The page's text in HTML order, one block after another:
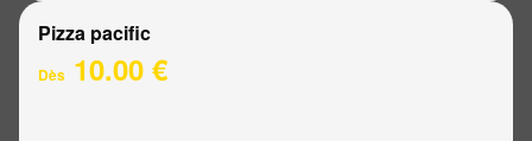
Pizza pacific
Dès 10.00 €